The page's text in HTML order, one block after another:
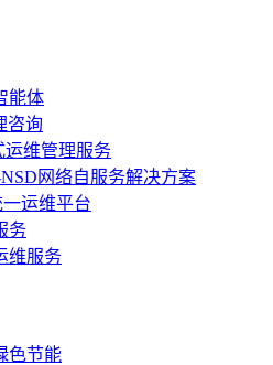
能体
咨询
运维管理服务
NSD网络自服务解决方案
一运维平台
务
维服务
色节能